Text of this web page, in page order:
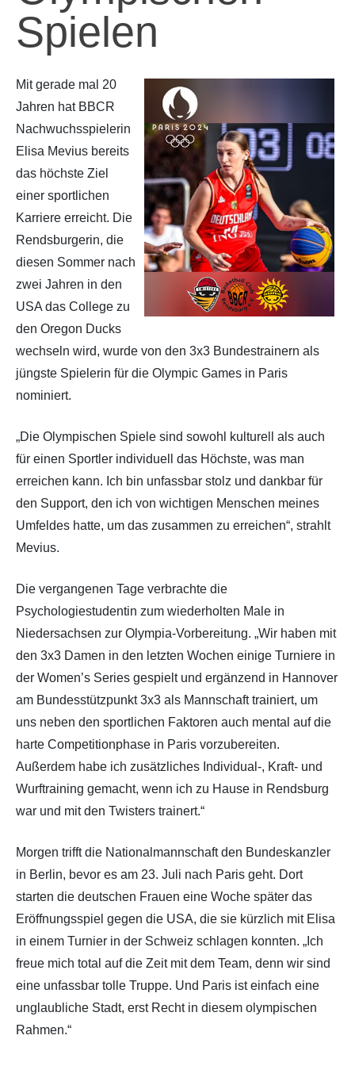
Spielen
Mit gerade mal 20
Jahren hat BBCR
Nachwuchsspielerin
Elisa Mevius bereits
das höchste Ziel
einer sportlichen
Karriere erreicht. Die
Rendsburgerin, die
diesen Sommer nach
zwei Jahren in den
USA das College zu
den Oregon Ducks
wechseln wird, wurde von den 3x3 Bundestrainern als
jüngste Spielerin für die Olympic Games in Paris
nominiert.
„Die Olympischen Spiele sind sowohl kulturell als auch
für einen Sportler individuell das Höchste, was man
erreichen kann. Ich bin unfassbar stolz und dankbar für
den Support, den ich von wichtigen Menschen meines
Umfeldes hatte, um das zusammen zu erreichen“, strahlt
Mevius.
Die vergangenen Tage verbrachte die
Psychologiestudentin zum wiederholten Male in
Niedersachsen zur Olympia-Vorbereitung. „Wir haben mit
den 3x3 Damen in den letzten Wochen einige Turniere in
der Women’s Series gespielt und ergänzend in Hannover
am Bundesstützpunkt 3x3 als Mannschaft trainiert, um
uns neben den sportlichen Faktoren auch mental auf die
harte Competitionphase in Paris vorzubereiten.
Außerdem habe ich zusätzliches Individual-, Kraft- und
Wurftraining gemacht, wenn ich zu Hause in Rendsburg
war und mit den Twisters trainert.“
Morgen trifft die Nationalmannschaft den Bundeskanzler
in Berlin, bevor es am 23. Juli nach Paris geht. Dort
starten die deutschen Frauen eine Woche später das
Eröffnungsspiel gegen die USA, die sie kürzlich mit Elisa
in einem Turnier in der Schweiz schlagen konnten. „Ich
freue mich total auf die Zeit mit dem Team, denn wir sind
eine unfassbar tolle Truppe. Und Paris ist einfach eine
unglaubliche Stadt, erst Recht in diesem olympischen
Rahmen.“
Partner
Hallenübersicht
Rechtliches